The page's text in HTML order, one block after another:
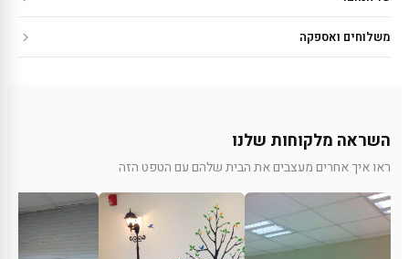
משלוחים ואספקה
השראה מלקוחות שלנו
ראו איך אחרים מעצבים את הבית שלהם עם הטפט הזה